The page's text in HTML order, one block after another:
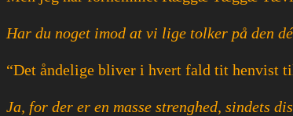
Har du noget imod at vi lige tolker på den
“Det åndelige bliver i hvert fald tit henvist
Ja, for der er en masse strenghed, sindets